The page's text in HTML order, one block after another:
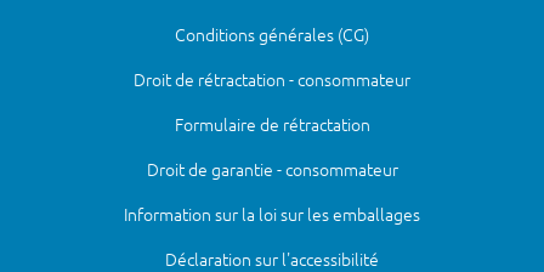
Conditions générales (CG)
Droit de rétractation - consommateur
Formulaire de rétractation
Droit de garantie - consommateur
Information sur la loi sur les emballages
Déclaration sur l'accessibilité